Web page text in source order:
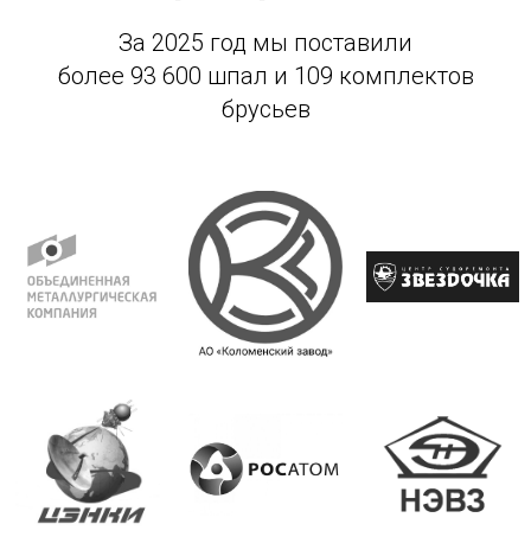
За 2025 год мы поставили
более 93 600 шпал и 109 комплектов
брусьев